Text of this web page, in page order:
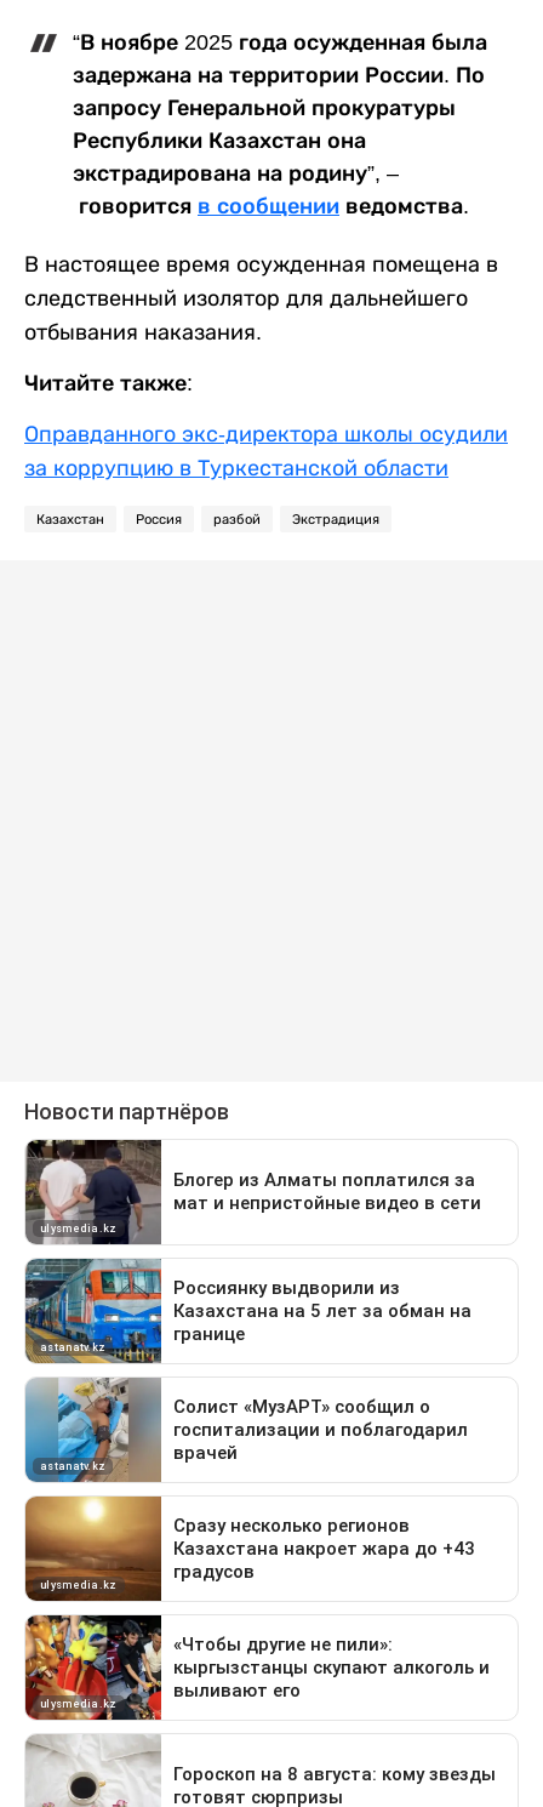
“В ноябре 2025 года осужденная была
задержана на территории России. По
запросу Генеральной прокуратуры
Республики Казахстан она
экстрадирована на родину”, –
говорится в сообщении ведомства.
В настоящее время осужденная помещена в
следственный изолятор для дальнейшего
отбывания наказания.
Читайте также:
Оправданного экс-директора школы осудили
за коррупцию в Туркестанской области
Казахстан Россия разбой Экстрадиция